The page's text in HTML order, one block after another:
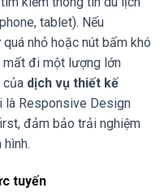
tablet). Nếu
nhỏ hoặc nút bấm khó
mất đi một lượng lớn
của dịch vụ thiết kế
là Responsive Design
đảm bảo trải nghiệm
tuyến